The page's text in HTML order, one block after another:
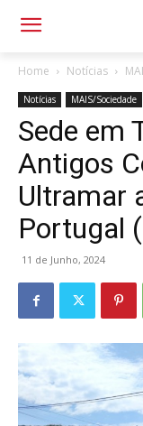
Home Notícias
Notícias MAIS/Sociedade
Sede em
Antigos
Ultramar
Portugal
11 de Junho, 2024